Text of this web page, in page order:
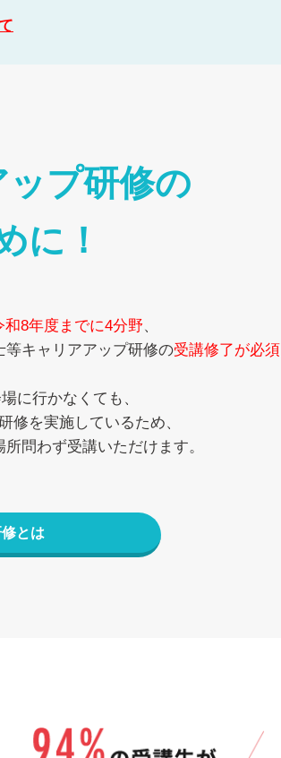
プ研修の
に！
和8年度までに4分野、
等キャリアアップ研修の受講修了が必須
に行かなくても、
修を実施しているため、
問わず受講いただけます。
とは